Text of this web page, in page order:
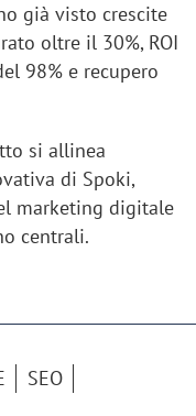
già visto crescite
oltre il 30%, ROI
98% e recupero
si allinea
di Spoki,
marketing digitale
centrali.
SEO